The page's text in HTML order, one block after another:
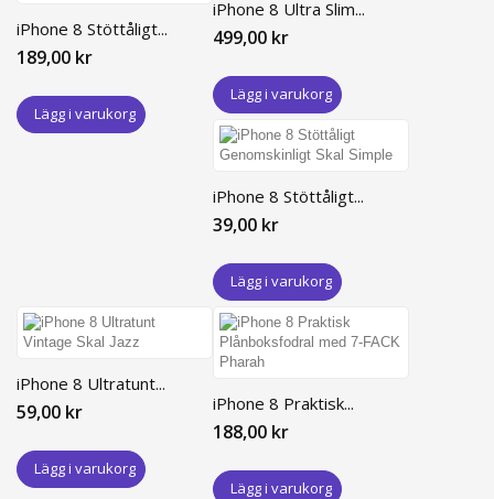
iPhone 8 Stöttåligt...
189,00 kr
Lägg i varukorg
iPhone 8 Ultra Slim...
499,00 kr
Lägg i varukorg
iPhone 8 Stöttåligt...
39,00 kr
Lägg i varukorg
iPhone 8 Ultratunt...
59,00 kr
Lägg i varukorg
iPhone 8 Praktisk...
188,00 kr
Lägg i varukorg